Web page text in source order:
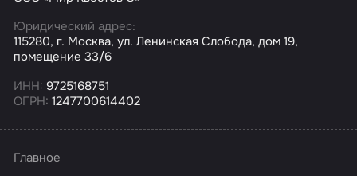
Юридический адрес:
115280, г. Москва, ул. Ленинская Слобода, дом 19,
помещение 33/6
ИНН: 9725168751
ОГРН: 1247700614402
Главное